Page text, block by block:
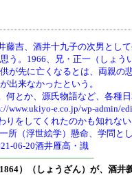
吉、酒井十九子の次男とし
う。1966、兄・正一（しょう
が先に亡くなるとは、両親の
出来なかったという。
とか、源氏物語など、各種
e.co.jp/wp-admin/
をしてくれたのかも知れない
所（浮世絵学）懸命、学問と
06-20酒井雁高・識
）（しょうざん）が、酒井